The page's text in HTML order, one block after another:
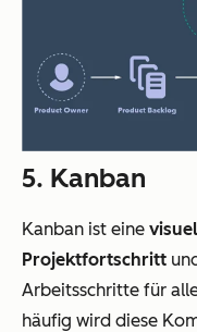
5. Kanban
Kanban ist eine
Projektfortschritt
Arbeitsschritte für
häufig wird diese